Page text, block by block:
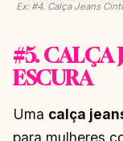
Ex: #4. Calça Jeans
#5. CALÇA
ESCURA
Uma calça
para mulheres